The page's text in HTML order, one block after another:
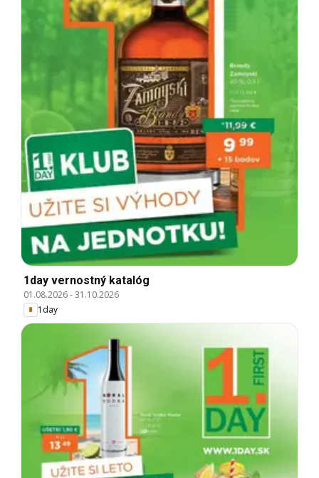
1day vernostný katalóg
01.08.2026-31.10.2026
1day